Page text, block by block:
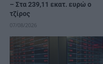
– Στα 239,11 εκατ. ευρώ ο
τζίρος
07/08/2026